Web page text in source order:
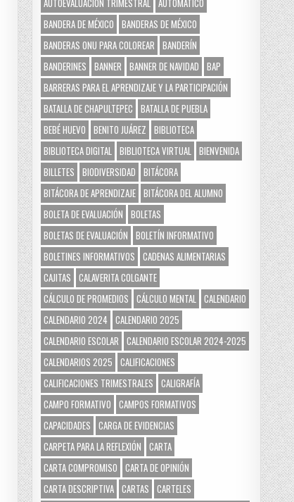
AUTOEVALUACIÓN TRIMESTRAL AUTOMÁTICO
BANDERA DE MÉXICO BANDERAS DE MÉXICO
BANDERAS ONU PARA COLOREAR BANDERÍN
BANDERINES BANNER BANNER DE NAVIDAD BAP
BARRERAS PARA EL APRENDIZAJE Y LA PARTICIPACIÓN
BATALLA DE CHAPULTEPEC BATALLA DE PUEBLA
BEBÉ HUEVO BENITO JUÁREZ BIBLIOTECA
BIBLIOTECA DIGITAL BIBLIOTECA VIRTUAL BIENVENIDA
BILLETES BIODIVERSIDAD BITÁCORA
BITÁCORA DE APRENDIZAJE BITÁCORA DEL ALUMNO
BOLETA DE EVALUACIÓN BOLETAS
BOLETAS DE EVALUACIÓN BOLETÍN INFORMATIVO
BOLETINES INFORMATIVOS CADENAS ALIMENTARIAS
CAJITAS CALAVERITA COLGANTE
CÁLCULO DE PROMEDIOS CÁLCULO MENTAL CALENDARIO
CALENDARIO 2024 CALENDARIO 2025
CALENDARIO ESCOLAR CALENDARIO ESCOLAR 2024-2025
CALENDARIOS 2025 CALIFICACIONES
CALIFICACIONES TRIMESTRALES CALIGRAFÍA
CAMPO FORMATIVO CAMPOS FORMATIVOS
CAPACIDADES CARGA DE EVIDENCIAS
CARPETA PARA LA REFLEXIÓN CARTA
CARTA COMPROMISO CARTA DE OPINIÓN
CARTA DESCRIPTIVA CARTAS CARTELES